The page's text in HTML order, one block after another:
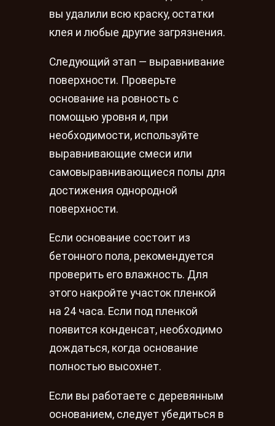
вы удалили всю краску, остатки
клея и любые другие загрязнения.
Следующий этап — выравнивание
поверхности. Проверьте
основание на ровность с
помощью уровня и, при
необходимости, используйте
выравнивающие смеси или
самовыравнивающиеся полы для
достижения однородной
поверхности.
Если основание состоит из
бетонного пола, рекомендуется
проверить его влажность. Для
этого накройте участок пленкой
на 24 часа. Если под пленкой
появится конденсат, необходимо
дождаться, когда основание
полностью высохнет.
Если вы работаете с деревянным
основанием, следует убедиться в